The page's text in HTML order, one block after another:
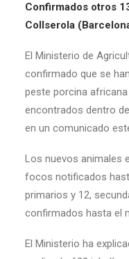
Confirmados otros
Collserola
El Ministerio de
confirmado que se
peste porcina
encontrados dentro
en un comunicado
Los nuevos animales
focos notificados
primarios y 12,
confirmados hasta el
El Ministerio ha